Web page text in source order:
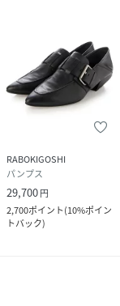
RABOKIGOSHI
パンプス
29,700円
2,700ポイント(10%ポイン
トバック)